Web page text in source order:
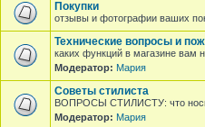
Покупки
отзывы и фотографии ваших
Технические вопросы и
каких функций в магазине вам
Модератор: Мария
Советы стилиста
ВОПРОСЫ СТИЛИСТУ: что
Модератор: Мария